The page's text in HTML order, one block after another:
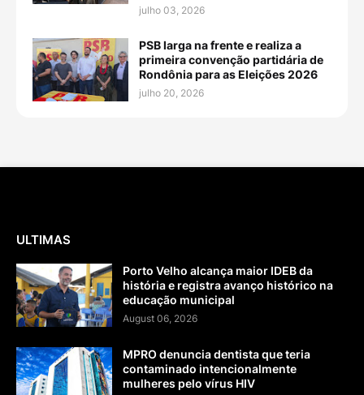
julho 03, 2026
PSB larga na frente e realiza a
primeira convenção partidária de
Rondônia para as Eleições 2026
julho 20, 2026
ULTIMAS
Porto Velho alcança maior IDEB da
história e registra avanço histórico na
educação municipal
August 06, 2026
MPRO denuncia dentista que teria
contaminado intencionalmente
mulheres pelo vírus HIV